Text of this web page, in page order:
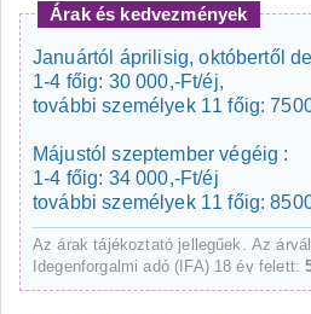
Árak és kedvezmények
Januártól áprilisig, októbertől
1-4 főig: 30 000,-Ft/éj,
további személyek 11 főig:
Májustól szeptember végéig :
1-4 főig: 34 000,-Ft/éj
további személyek 11 főig:
Az árak tájékoztató jellegűek. Az
Idegenforgalmi adó (IFA) 18 év felett: